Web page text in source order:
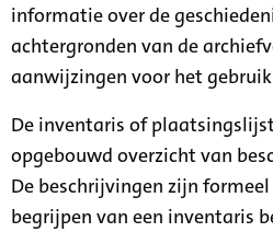
informatie over de
achtergronden van de
aanwijzingen voor het
De inventaris of
opgebouwd overzicht van
De beschrijvingen zijn
begrijpen van een inventaris